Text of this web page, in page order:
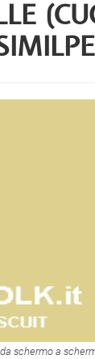
schermo a